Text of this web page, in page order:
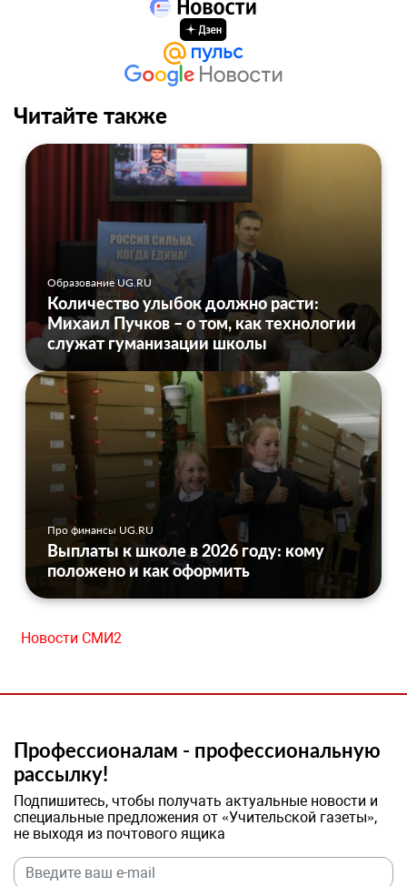
Читайте также
Образование UG.RU
Количество улыбок должно расти:
Михаил Пучков – о том, как технологии
служат гуманизации школы
Про финансы UG.RU
Выплаты к школе в 2026 году: кому
положено и как оформить
Новости СМИ2
Профессионалам - профессиональную
рассылку!
Подпишитесь, чтобы получать актуальные новости и
специальные предложения от «Учительской газеты»,
не выходя из почтового ящика